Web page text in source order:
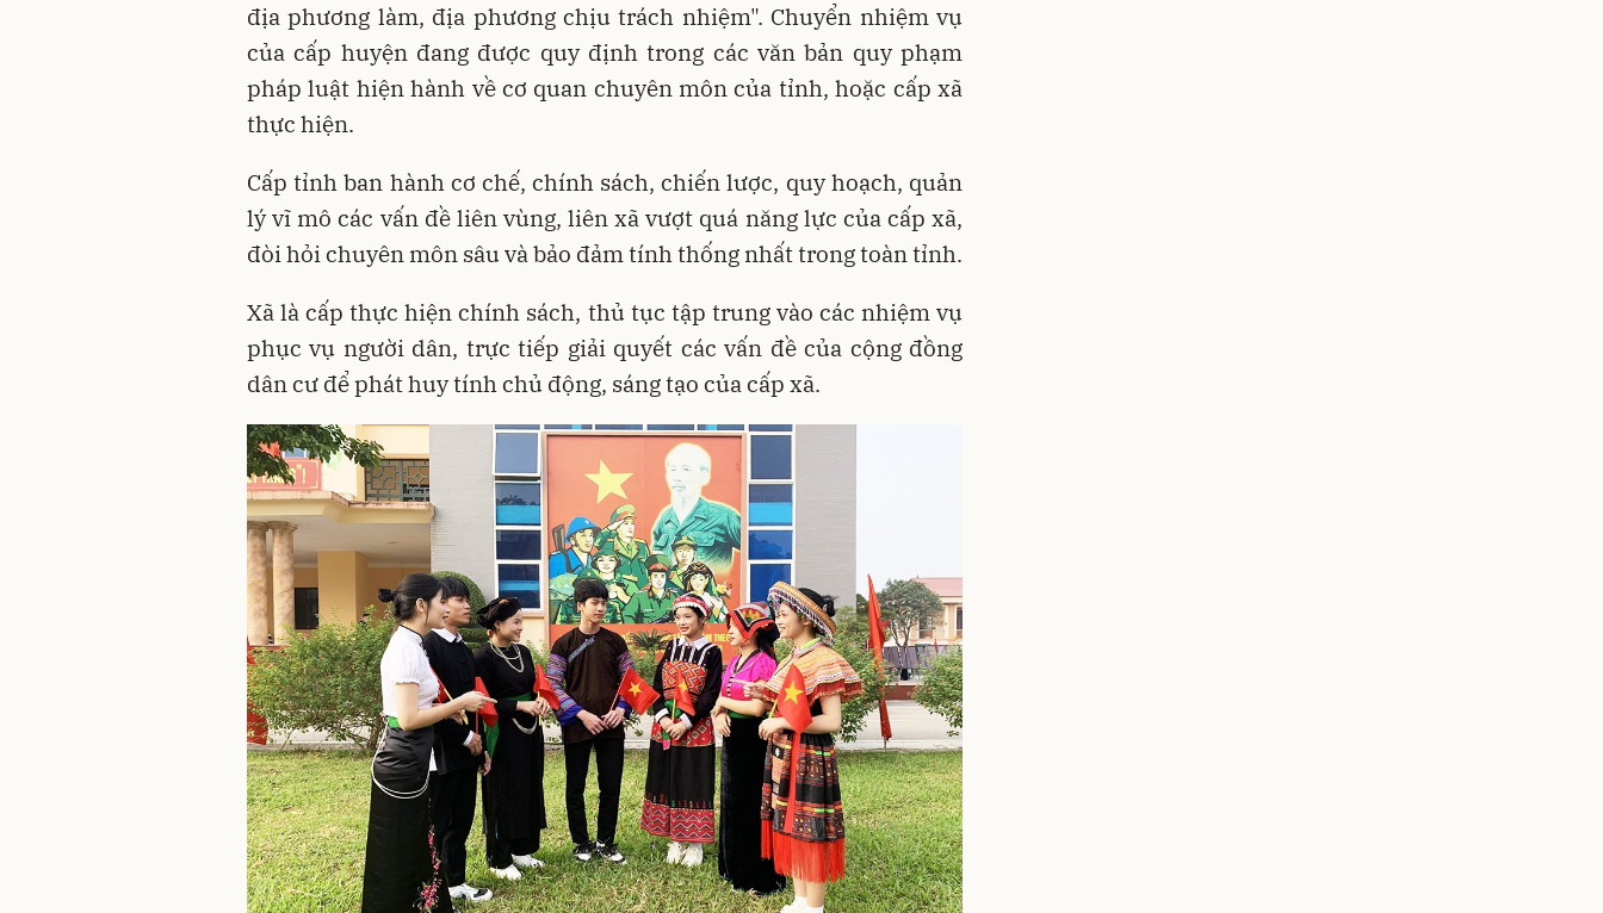
địa phương làm, địa phương chịu trách nhiệm". Chuyển nhiệm vụ
của cấp huyện đang được quy định trong các văn bản quy phạm
pháp luật hiện hành về cơ quan chuyên môn của tỉnh, hoặc cấp xã
thực hiện.
Cấp tỉnh ban hành cơ chế, chính sách, chiến lược, quy hoạch, quản
lý vĩ mô các vấn đề liên vùng, liên xã vượt quá năng lực của cấp xã,
đòi hỏi chuyên môn sâu và bảo đảm tính thống nhất trong toàn tỉnh.
Xã là cấp thực hiện chính sách, thủ tục tập trung vào các nhiệm vụ
phục vụ người dân, trực tiếp giải quyết các vấn đề của cộng đồng
dân cư để phát huy tính chủ động, sáng tạo của cấp xã.